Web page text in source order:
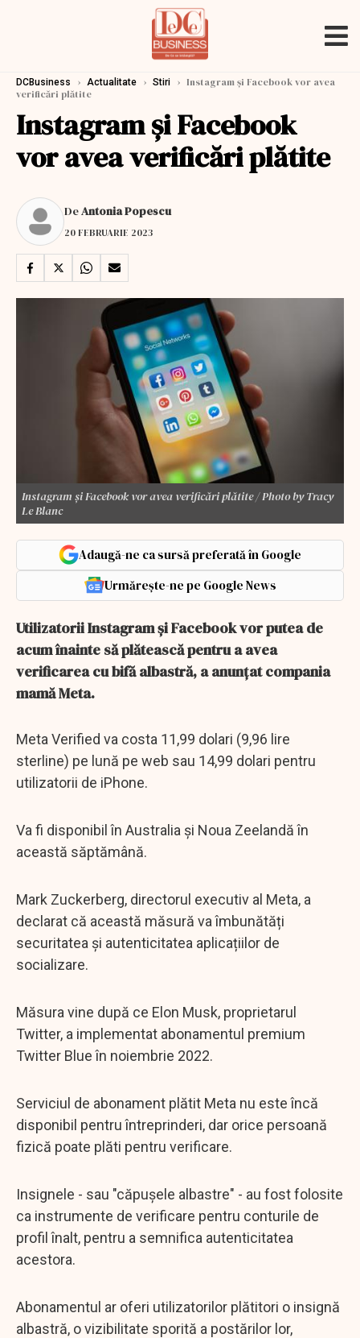
DCBusiness › Actualitate › Stiri › Instagram și Facebook vor avea
verificări plătite
Instagram și Facebook
vor avea verificări plătite
DeAntonia Popescu
20 FEBRUARIE 2023
Instagram și Facebook vor avea verificări plătite / Photo by Tracy
Le Blanc
Adaugă-ne ca sursă preferată în Google
Urmărește-ne pe Google News
Utilizatorii Instagram și Facebook vor putea de
acum înainte să plătească pentru a avea
verificarea cu bifă albastră, a anunțat compania
mamă Meta.
Meta Verified va costa 11,99 dolari (9,96 lire
sterline) pe lună pe web sau 14,99 dolari pentru
utilizatorii de iPhone.
Va fi disponibil în Australia și Noua Zeelandă în
această săptămână.
Mark Zuckerberg, directorul executiv al Meta, a
declarat că această măsură va îmbunătăți
securitatea și autenticitatea aplicațiilor de
socializare.
Măsura vine după ce Elon Musk, proprietarul
Twitter, a implementat abonamentul premium
Twitter Blue în noiembrie 2022.
Serviciul de abonament plătit Meta nu este încă
disponibil pentru întreprinderi, dar orice persoană
fizică poate plăti pentru verificare.
Insignele - sau "căpușele albastre" - au fost folosite
ca instrumente de verificare pentru conturile de
profil înalt, pentru a semnifica autenticitatea
acestora.
Abonamentul ar oferi utilizatorilor plătitori o insignă
albastră, o vizibilitate sporită a postărilor lor,